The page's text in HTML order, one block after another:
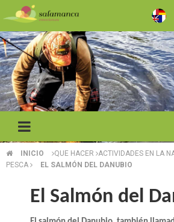
Pasar
al
contenido
principal
SOBRESCRIBIR
INICIO QUE HACER ACTIVIDADES EN LA
PESCA
EL SALMÓN DEL DANUBIO
El Salmón del